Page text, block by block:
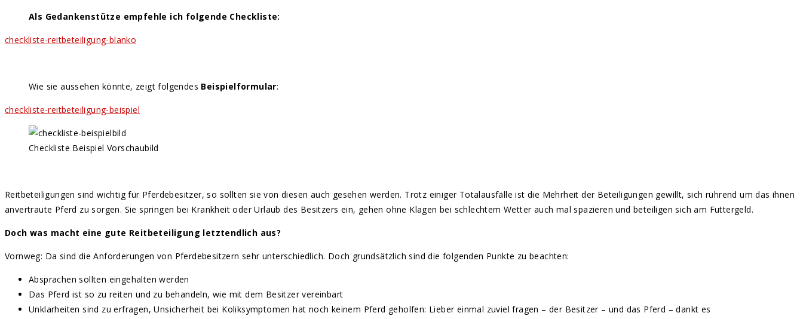
Als Gedankenstütze empfehle ich folgende Checkliste:
checkliste-reitbeteiligung-blanko
Wie sie aussehen könnte, zeigt folgendes Beispielformular:
checkliste-reitbeteiligung-beispiel
Checkliste Beispiel Vorschaubild
Reitbeteiligungen sind wichtig für Pferdebesitzer, so sollten sie von diesen auch gesehen werden. Trotz einiger Totalausfälle ist die Mehrheit der Beteiligungen gewillt, sich rührend um das ihnen
anvertraute Pferd zu sorgen. Sie springen bei Krankheit oder Urlaub des Besitzers ein, gehen ohne Klagen bei schlechtem Wetter auch mal spazieren und beteiligen sich am Futtergeld.
Doch was macht eine gute Reitbeteiligung letztendlich aus?
Vornweg: Da sind die Anforderungen von Pferdebesitzern sehr unterschiedlich. Doch grundsätzlich sind die folgenden Punkte zu beachten:
Absprachen sollten eingehalten werden
Das Pferd ist so zu reiten und zu behandeln, wie mit dem Besitzer vereinbart
Unklarheiten sind zu erfragen, Unsicherheit bei Koliksymptomen hat noch keinem Pferd geholfen: Lieber einmal zuviel fragen – der Besitzer – und das Pferd – dankt es